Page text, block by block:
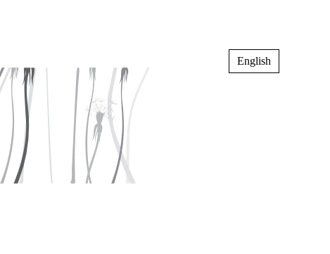
English